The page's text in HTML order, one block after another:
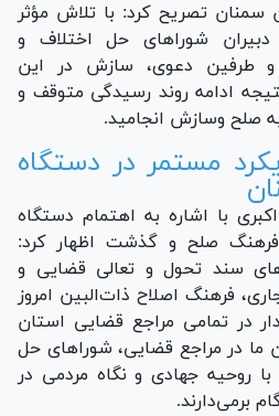
تصریح کرد: با تلاش مؤثر
دبیران شورا‌های حل اختلاف و
و طرفین دعوی، سازش در این
ادامه روند رسیدگی متوقف و
صلح وسازش انجامید.
مستمر در دستگاه
با اشاره به اهتمام دستگاه
صلح و گذشت اظهار کرد:
سند تحول و تعالی قضایی و
فرهنگ اصلاح ذات‌البین امروز
در تمامی مراجع قضایی استان
در مراجع قضایی، شورا‌های حل
روحیه جهادی و نگاه مردمی در
برمی‌دارند.